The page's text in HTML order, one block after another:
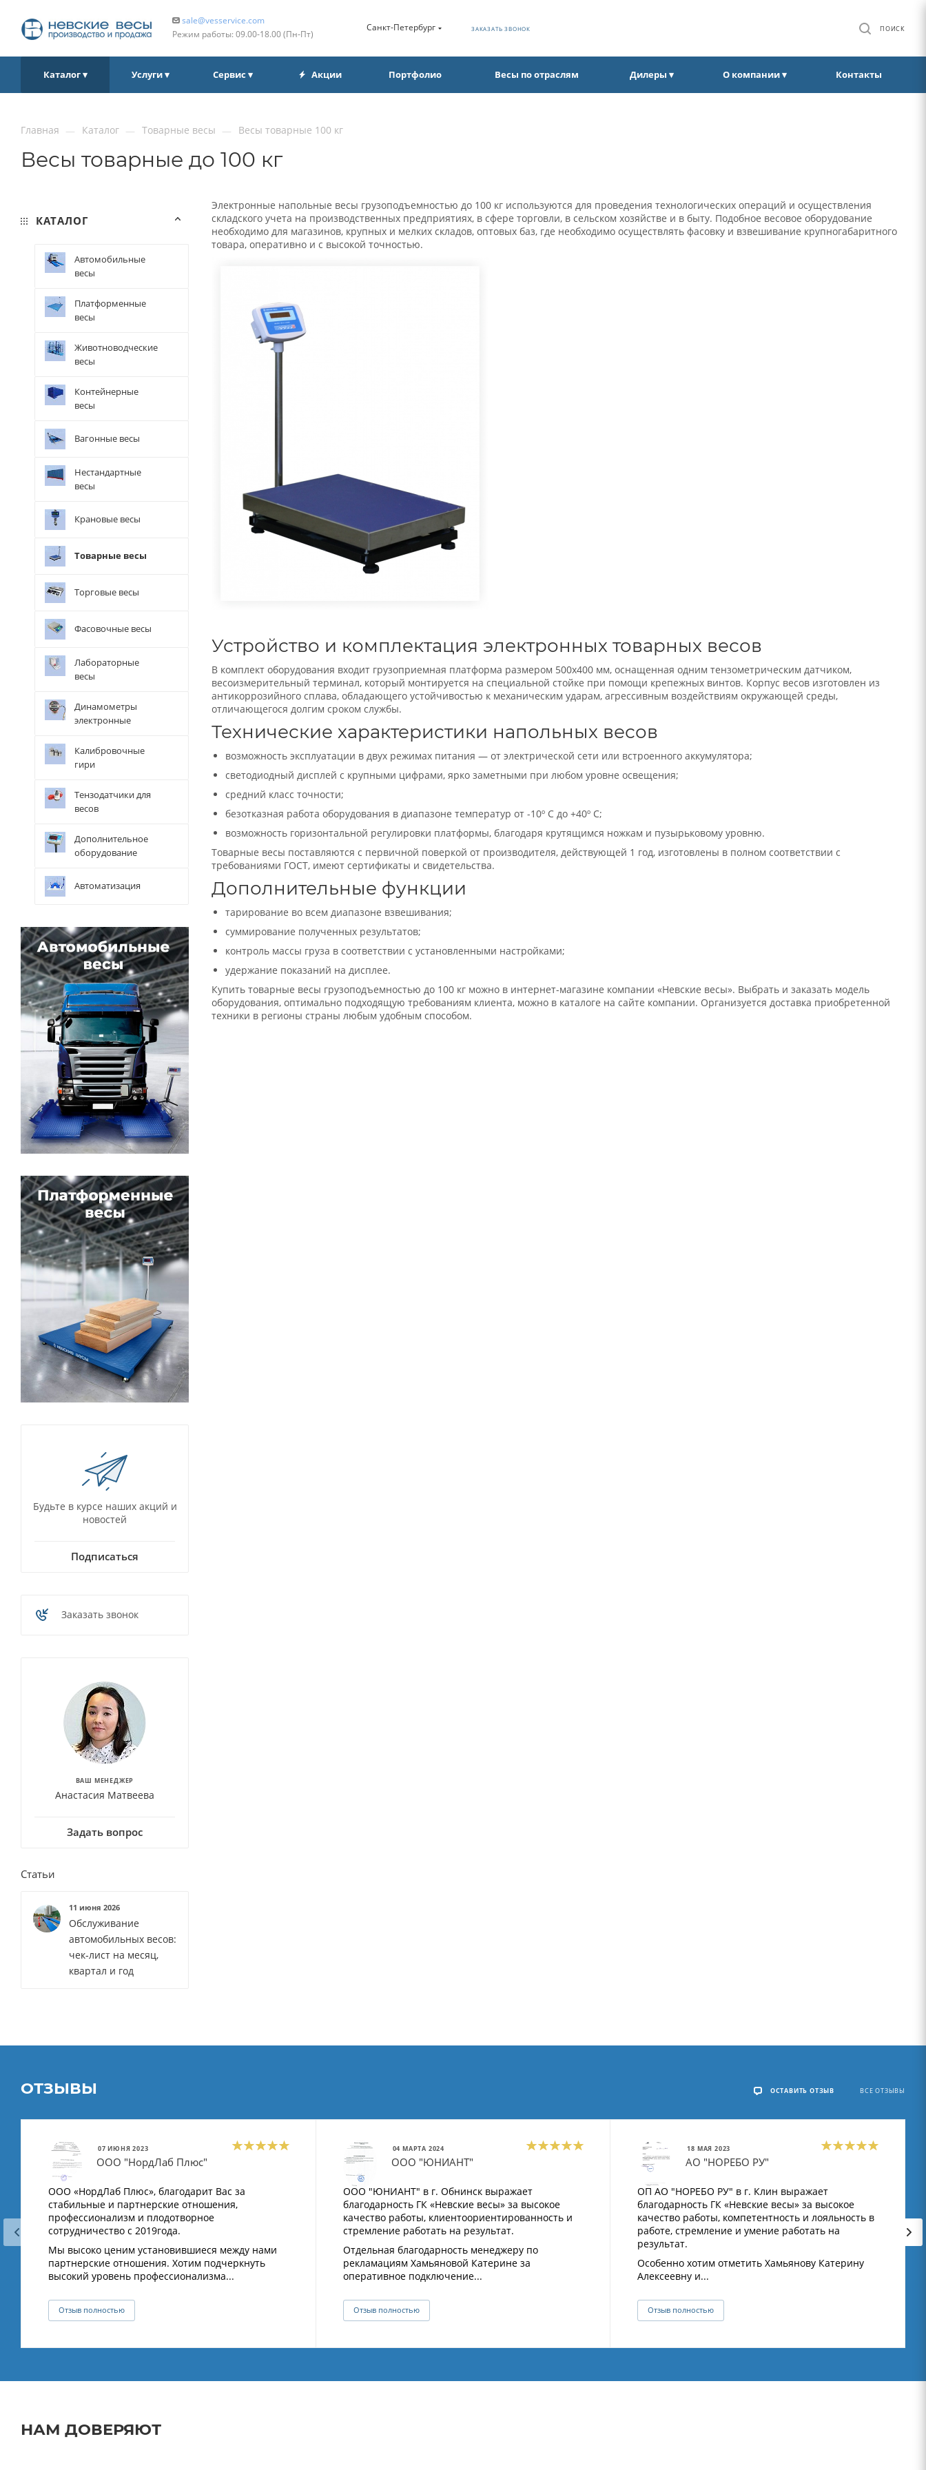
sale@vesservice.com
Режим работы: 09.00‑18.00 (Пн‑Пт)
Санкт-Петербург ЗАКАЗАТЬ ЗВОНОК ПОИСК
Каталог ▾ Услуги ▾ Сервис ▾ Акции Портфолио Весы по отраслям Дилеры ▾ О компании ▾ Контакты
Главная — Каталог — Товарные весы — Весы товарные 100 кг
Весы товарные до 100 кг
Электронные напольные весы грузоподъемностью до 100 кг используются для проведения технологических операций и осуществления
складского учета на производственных предприятиях, в сфере торговли, в сельском хозяйстве и в быту. Подобное весовое оборудование
необходимо для магазинов, крупных и мелких складов, оптовых баз, где необходимо осуществлять фасовку и взвешивание крупногабаритного
товара, оперативно и с высокой точностью.
Устройство и комплектация электронных товарных весов
В комплект оборудования входит грузоприемная платформа размером 500х400 мм, оснащенная одним тензометрическим датчиком,
весоизмерительный терминал, который монтируется на специальной стойке при помощи крепежных винтов. Корпус весов изготовлен из
антикоррозийного сплава, обладающего устойчивостью к механическим ударам, агрессивным воздействиям окружающей среды,
отличающегося долгим сроком службы.
Технические характеристики напольных весов
возможность эксплуатации в двух режимах питания — от электрической сети или встроенного аккумулятора;
светодиодный дисплей с крупными цифрами, ярко заметными при любом уровне освещения;
средний класс точности;
безотказная работа оборудования в диапазоне температур от -10º С до +40º С;
возможность горизонтальной регулировки платформы, благодаря крутящимся ножкам и пузырьковому уровню.
Товарные весы поставляются с первичной поверкой от производителя, действующей 1 год, изготовлены в полном соответствии с
требованиями ГОСТ, имеют сертификаты и свидетельства.
Дополнительные функции
тарирование во всем диапазоне взвешивания;
суммирование полученных результатов;
контроль массы груза в соответствии с установленными настройками;
удержание показаний на дисплее.
Купить товарные весы грузоподъемностью до 100 кг можно в интернет-магазине компании «Невские весы». Выбрать и заказать модель
оборудования, оптимально подходящую требованиям клиента, можно в каталоге на сайте компании. Организуется доставка приобретенной
техники в регионы страны любым удобным способом.
КАТАЛОГ
Автомобильные
весы
Платформенные
весы
Животноводческие
весы
Контейнерные
весы
Вагонные весы
Нестандартные
весы
Крановые весы
Товарные весы
Торговые весы
Фасовочные весы
Лабораторные
весы
Динамометры
электронные
Калибровочные
гири
Тензодатчики для
весов
Дополнительное
оборудование
Автоматизация
Будьте в курсе наших акций и
новостей
Подписаться
Заказать звонок
ВАШ МЕНЕДЖЕР
Анастасия Матвеева
Задать вопрос
Статьи
11 июня 2026
Обслуживание
автомобильных весов:
чек‑лист на месяц,
квартал и год
ОТЗЫВЫ ВСЕ ОТЗЫВЫ
ОСТАВИТЬ ОТЗЫВ
07 ИЮНЯ 2023
ООО "НордЛаб Плюс"
ООО «НордЛаб Плюс», благодарит Вас за
стабильные и партнерские отношения,
профессионализм и плодотворное
сотрудничество с 2019года.
Мы высоко ценим установившиеся между нами
партнерские отношения. Хотим подчеркнуть
высокий уровень профессионализма...
Отзыв полностью
04 МАРТА 2024
ООО "ЮНИАНТ"
ООО "ЮНИАНТ" в г. Обнинск выражает
благодарность ГК «Невские весы» за высокое
качество работы, клиентоориентированность и
стремление работать на результат.
Отдельная благодарность менеджеру по
рекламациям Хамьяновой Катерине за
оперативное подключение...
Отзыв полностью
18 МАЯ 2023
АО "НОРЕБО РУ"
ОП АО "НОРЕБО РУ" в г. Клин выражает
благодарность ГК «Невские весы» за высокое
качество работы, компетентность и лояльность в
работе, стремление и умение работать на
результат.
Особенно хотим отметить Хамьянову Катерину
Алексеевну и...
Отзыв полностью
НАМ ДОВЕРЯЮТ